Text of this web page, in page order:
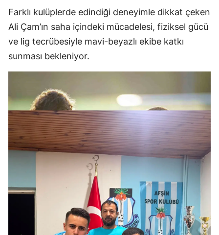
Farklı kulüplerde edindiği deneyimle dikkat çeken
Ali Çam’ın saha içindeki mücadelesi, fiziksel gücü
ve lig tecrübesiyle mavi-beyazlı ekibe katkı
sunması bekleniyor.